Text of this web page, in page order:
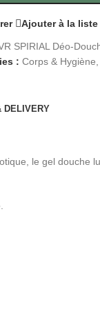
Ajouter à la
SPIRIAL Déo-
: Corps & Hygiène
DELIVERY
le gel douche